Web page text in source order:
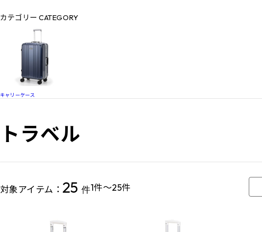
カテゴリーCATEGORY
キャリーケース
トラベル
対象アイテム： 25件1件～25件